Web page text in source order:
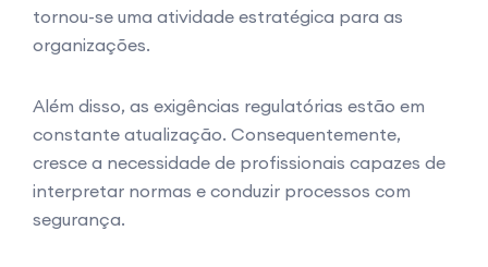
tornou-se uma atividade estratégica para as
organizações.
Além disso, as exigências regulatórias estão em
constante atualização. Consequentemente,
cresce a necessidade de profissionais capazes de
interpretar normas e conduzir processos com
segurança.